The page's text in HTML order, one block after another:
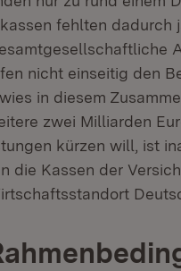
fehlten dadurch
nicht einseitig den
in diesem
zwei Milliarden
kürzen will, ist
die Kassen der